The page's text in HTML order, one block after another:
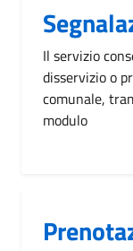
Il servizio
disservizio o
comunale,
modulo